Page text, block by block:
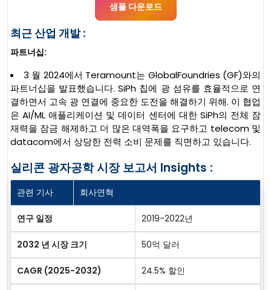
샘플 다운로드
최근 산업 개발 :
파트너십:
3 월 2024에서 Teramount는 GlobalFoundries (GF)와의
파트너십을 발표했습니다. SiPh 칩에 광 섬유를 효율적으로 연
결하면서 고속 광 연결에 중요한 도전을 해결하기 위해. 이 협업
은 AI/ML 애플리케이션 및 데이터 센터에 대한 SiPh의 전체 잠
재력을 잠금 해제하고 더 많은 대역폭을 요구하고 telecom 및
datacom에서 상당한 전력 소비 문제를 직면하고 있습니다.
실리콘 광자공학 시장 보고서 Insights :
관련 기사 회사연혁
연구 일정 2019-2022년
2032 년 시장 크기 50억 달러
CAGR (2025-2032) 24.5% 할인